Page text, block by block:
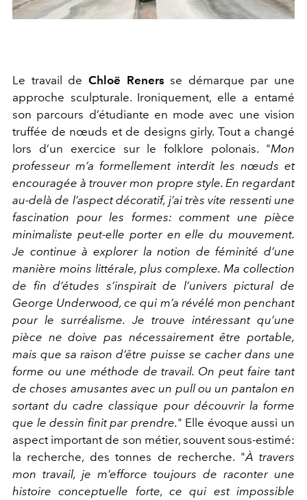
Le travail de Chloë Reners se démarque par une
approche sculpturale. Ironiquement, elle a entamé
son parcours d’étudiante en mode avec une vision
truffée de nœuds et de designs girly. Tout a changé
lors d’un exercice sur le folklore polonais. "Mon
professeur m’a formellement interdit les nœuds et
encouragée à trouver mon propre style. En regardant
au-delà de l’aspect décoratif, j’ai très vite ressenti une
fascination pour les formes: comment une pièce
minimaliste peut-elle porter en elle du mouvement.
Je continue à explorer la notion de féminité d’une
manière moins littérale, plus complexe. Ma collection
de fin d’études s’inspirait de l’univers pictural de
George Underwood, ce qui m’a révélé mon penchant
pour le surréalisme. Je trouve intéressant qu’une
pièce ne doive pas nécessairement être portable,
mais que sa raison d’être puisse se cacher dans une
forme ou une méthode de travail. On peut faire tant
de choses amusantes avec un pull ou un pantalon en
sortant du cadre classique pour découvrir la forme
que le dessin finit par prendre." Elle évoque aussi un
aspect important de son métier, souvent sous-estimé:
la recherche, des tonnes de recherche. "À travers
mon travail, je m’efforce toujours de raconter une
histoire conceptuelle forte, ce qui est impossible